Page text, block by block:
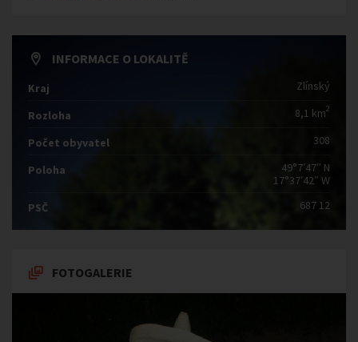
INFORMACE O LOKALITĚ
Kraj Zlínský
Rozloha 8,1 km2
Počet obyvatel 308
Poloha
49°7′47″ N
17°37′42″ W
PSČ
687 12
FOTOGALERIE